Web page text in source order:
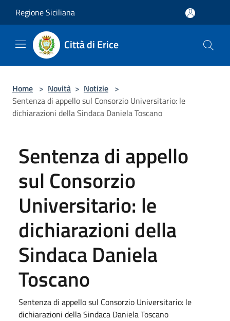
Regione Siciliana
Città di Erice
Home > Novità > Notizie >
Sentenza di appello sul Consorzio Universitario: le
dichiarazioni della Sindaca Daniela Toscano
Sentenza di appello
sul Consorzio
Universitario: le
dichiarazioni della
Sindaca Daniela
Toscano
Sentenza di appello sul Consorzio Universitario: le
dichiarazioni della Sindaca Daniela Toscano